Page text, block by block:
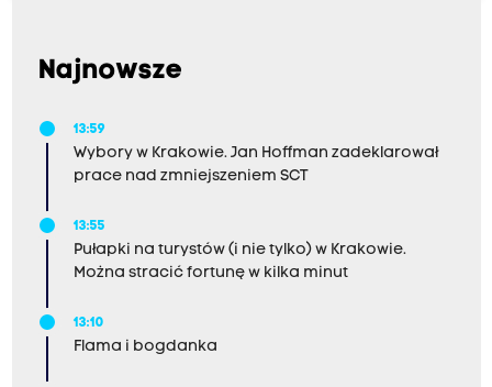
Najnowsze
13:59
Wybory w Krakowie. Jan Hoffman zadeklarował
prace nad zmniejszeniem SCT
13:55
Pułapki na turystów (i nie tylko) w Krakowie.
Można stracić fortunę w kilka minut
13:10
Flama i bogdanka